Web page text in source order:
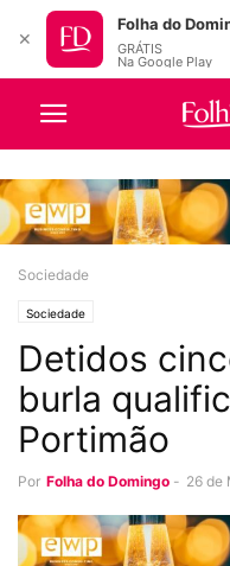
Sociedade
Sociedade
Detidos
burla
Portimão
Por Folha do Domingo - 26 de
✕
Folha do
GRÁTIS
Na Google Play